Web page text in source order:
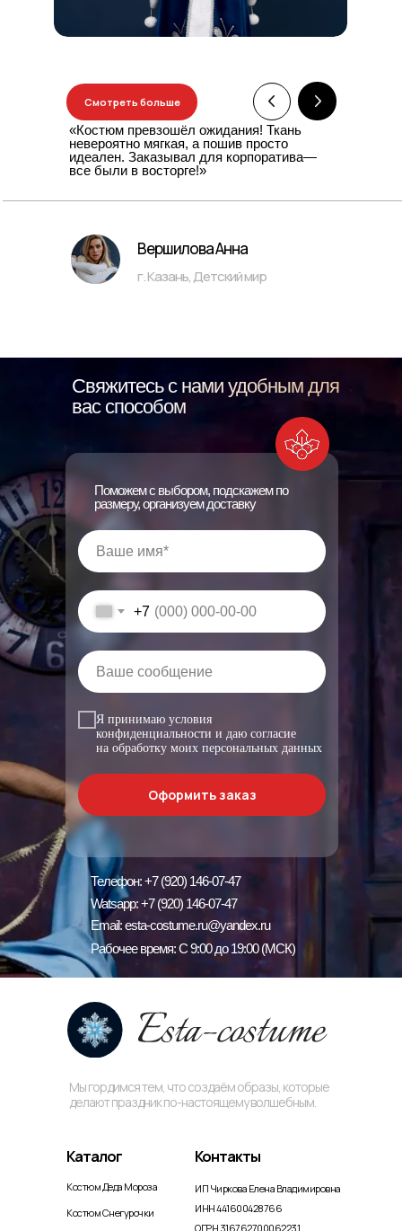
Смотреть больше
«Костюм превзошёл ожидания! Ткань
невероятно мягкая, а пошив просто
идеален. Заказывал для корпоратива—
все были в восторге!»
г. Казань, Детский мир
Вершилова Анна
Рабочее время: С 9:00 до 19:00 (МСК)
Email: esta-costume.ru@yandex.ru
Watsapp: +7 (920) 146-07-47
Телефон: +7 (920) 146-07-47
Свяжитесь с нами удобным для
вас способом
+7
Я принимаю условия
конфиденциальности и даю согласие
на обработку моих персональных данных
Оформить заказ
Поможем с выбором, подскажем по
размеру, организуем доставку
Мы гордимся тем, что создаём образы, которые
делают праздник по-настоящему волшебным.
ИП Чиркова Елена Владимировна
ИНН 441600428766
ОГРН 316762700062231
Костюм Снегурочки
Костюм Деда Мороза
Контакты
Каталог